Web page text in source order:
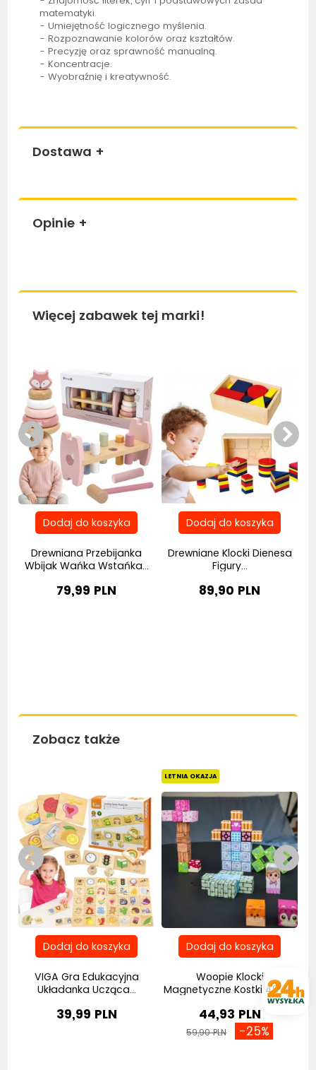
matematyki.
- Umiejętność logicznego myślenia.
- Rozpoznawanie kolorów oraz kształtów.
- Precyzję oraz sprawność manualną.
- Koncentracje.
- Wyobraźnię i kreatywność.
Dostawa +
Opinie +
Więcej zabawek tej marki!
Drewniana Przebijanka
Wbijak Wańka Wstańka...
79,99 PLN
Drewniane Klocki Dienesa
Figury...
89,90 PLN
Zobacz także
VIGA Gra Edukacyjna
Układanka Ucząca...
39,99 PLN
LETNIA OKAZJA
Woopie Klocki
Magnetyczne Kostki 48 el...
44,93 PLN
59,90 PLN -25%